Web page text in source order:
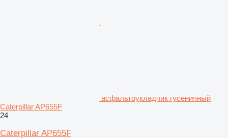
асфальтоукладчик гусеничный
Caterpillar AP655F
24
Caterpillar AP655F